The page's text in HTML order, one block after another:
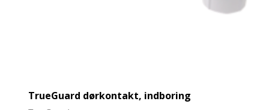
TrueGuard dørkontakt, indboring